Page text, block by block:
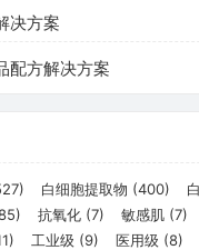
决方案
配方解决方案
白细胞提取物 (400)
抗氧化 (7) 敏感肌 (7)
工业级 (9) 医用级 (8)